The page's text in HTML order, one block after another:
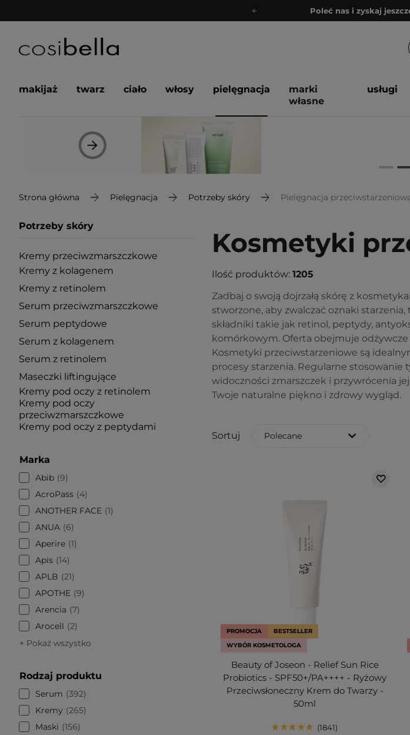
Poleć nas i zyskaj
Bezpłatne
Poleć nas i zyskaj
makijaż twarz ciało włosy pielęgnacja
marki
własne
usługi
Strona główna Pielęgnacja Potrzeby skóry Pielęgnacja
Potrzeby skóry
Kremy przeciwzmarszczkowe
Kremy z kolagenem
Kremy z retinolem
Serum przeciwzmarszczkowe
Serum peptydowe
Serum z kolagenem
Serum z retinolem
Maseczki liftingujące
Kremy pod oczy z retinolem
Kremy pod oczy
przeciwzmarszczkowe
Kremy pod oczy z peptydami
Marka
Abib 9
AcroPass
4
ANOTHER FACE 1
ANUA
6
Aperire 1
Apis 14
APLB
21
APOTHE 9
Arencia
7
Arocell
2
+ Pokaż wszystko
Rodzaj produktu
Serum
392
Kremy
265
Maski
156
Kosmetyki
Ilość produktów: 1205
Zadbaj o swoją dojrzałą skórę z
stworzone, aby zwalczać oznaki
składniki takie jak retinol, peptydy,
komórkowym. Oferta obejmuje
Kosmetyki przeciwstarzeniowe są
procesy starzenia. Regularne
widoczności zmarszczek i przywrócenia
Twoje naturalne piękno i zdrowy wygląd.
Sortuj Polecane
PROMOCJA
BESTSELLER
WYBÓR KOSMETOLOGA
Beauty of Joseon - Relief Sun Rice
Probiotics - SPF50+/PA++++ - Ryżowy
Przeciwsłoneczny Krem do Twarzy -
50ml
1841